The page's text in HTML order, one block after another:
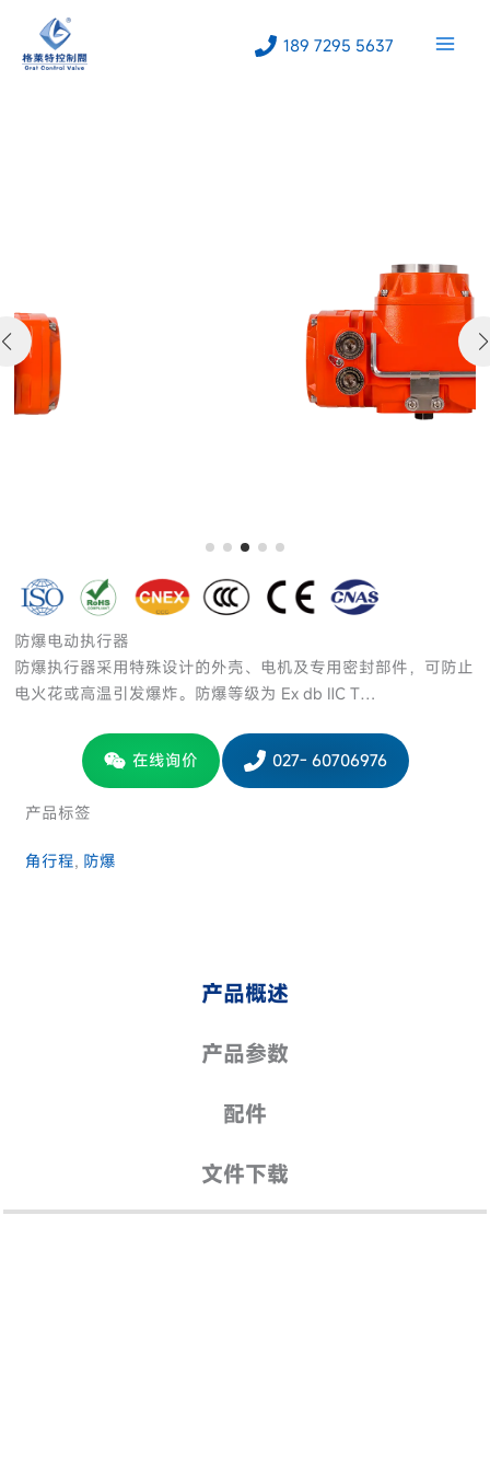
189 7295 5637
防爆电动执行器
防爆执行器采用特殊设计的外壳、电机及专用密封部件，可防止
电火花或高温引发爆炸。防爆等级为 Ex db ⅡC T…
在线询价 027- 60706976
产品标签
角行程, 防爆
产品概述
产品参数
配件
文件下载